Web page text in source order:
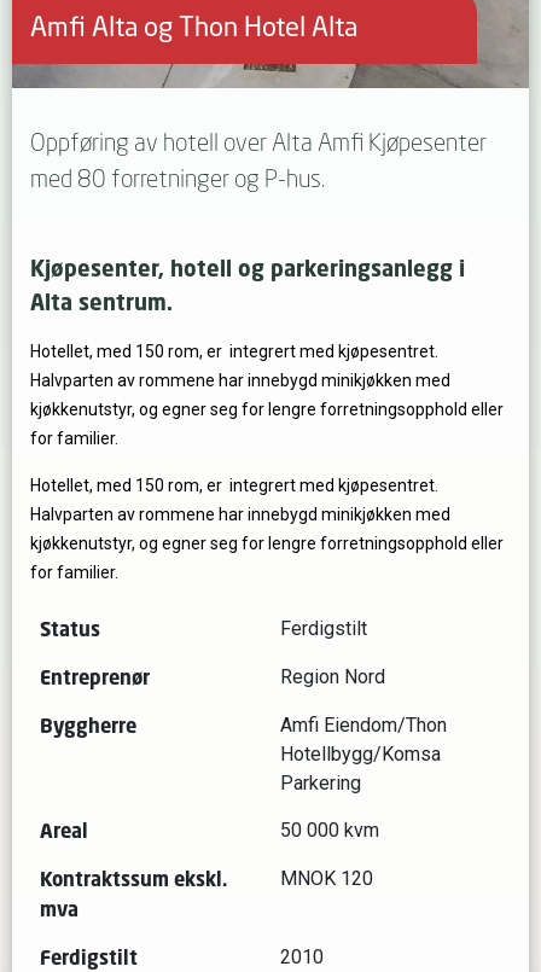
Amfi Alta og Thon Hotel Alta
Oppføring av hotell over Alta Amfi Kjøpesenter
med 80 forretninger og P-hus.
Kjøpesenter, hotell og parkeringsanlegg i
Alta sentrum.
Hotellet, med 150 rom, er integrert med kjøpesentret.
Halvparten av rommene har innebygd minikjøkken med
kjøkkenutstyr, og egner seg for lengre forretningsopphold eller
for familier.
Hotellet, med 150 rom, er integrert med kjøpesentret.
Halvparten av rommene har innebygd minikjøkken med
kjøkkenutstyr, og egner seg for lengre forretningsopphold eller
for familier.
Status Ferdigstilt
Entreprenør Region Nord
Byggherre
Amfi Eiendom/Thon
Hotellbygg/Komsa
Parkering
Areal 50 000 kvm
Kontraktssum ekskl.
mva
MNOK 120
Ferdigstilt 2010